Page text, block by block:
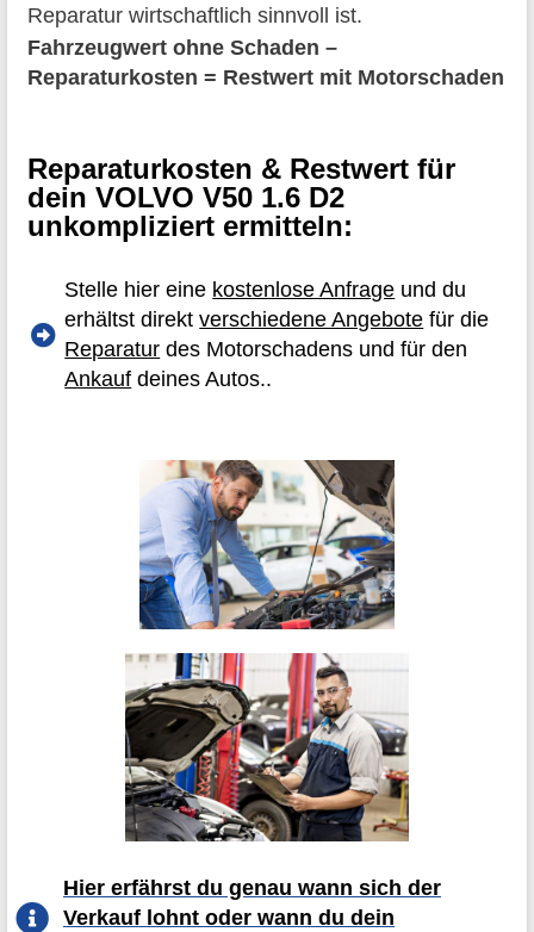
Reparatur wirtschaftlich sinnvoll ist.
Fahrzeugwert ohne Schaden –
Reparaturkosten = Restwert mit Motorschaden
Reparaturkosten & Restwert für
dein VOLVO V50 1.6 D2
unkompliziert ermitteln:
Stelle hier eine kostenlose Anfrage und du
erhältst direktverschiedene Angebote für die
Reparatur des Motorschadens und für den
Ankauf deines Autos..
Hier erfährst du genau wann sich der
Verkauf lohnt oder wann du dein